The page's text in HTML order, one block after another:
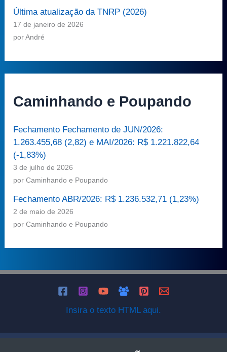
Última atualização da TNRP (2026)
17 de janeiro de 2026
por André
Caminhando e Poupando
Fechamento Fechamento de JUN/2026:
1.263.455,68 (2,82) e MAI/2026: R$ 1.221.822,64
(-1,83%)
3 de julho de 2026
por Caminhando e Poupando
Fechamento ABR/2026: R$ 1.236.532,71 (1,23%)
2 de maio de 2026
por Caminhando e Poupando
Insira o texto HTML aqui.